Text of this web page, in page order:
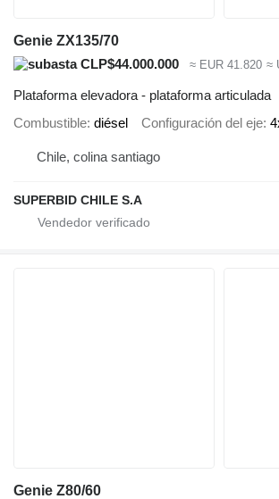
Genie ZX135/70
CLP$44.000.000
≈ EUR 41.820 ≈
Plataforma elevadora - plataforma articulada
Combustible diésel Configuración del eje
Chile, colina santiago
SUPERBID CHILE S.A
Genie Z80/60